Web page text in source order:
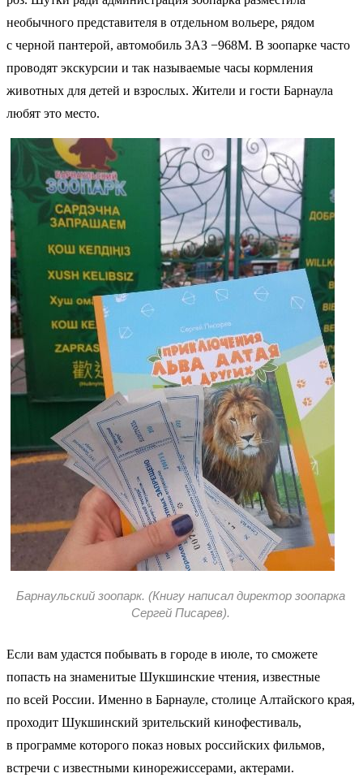
необычного представителя в отдельном вольере, рядом
с черной пантерой, автомобиль ЗАЗ −968М. В зоопарке часто
проводят экскурсии и так называемые часы кормления
животных для детей и взрослых. Жители и гости Барнаула
любят это место.
Барнаульский зоопарк. (Книгу написал директор зоопарка
Сергей Писарев).
Если вам удастся побывать в городе в июле, то сможете
попасть на знаменитые Шукшинские чтения, известные
по всей России. Именно в Барнауле, столице Алтайского края,
проходит Шукшинский зрительский кинофестиваль,
в программе которого показ новых российских фильмов,
встречи с известными кинорежиссерами, актерами.